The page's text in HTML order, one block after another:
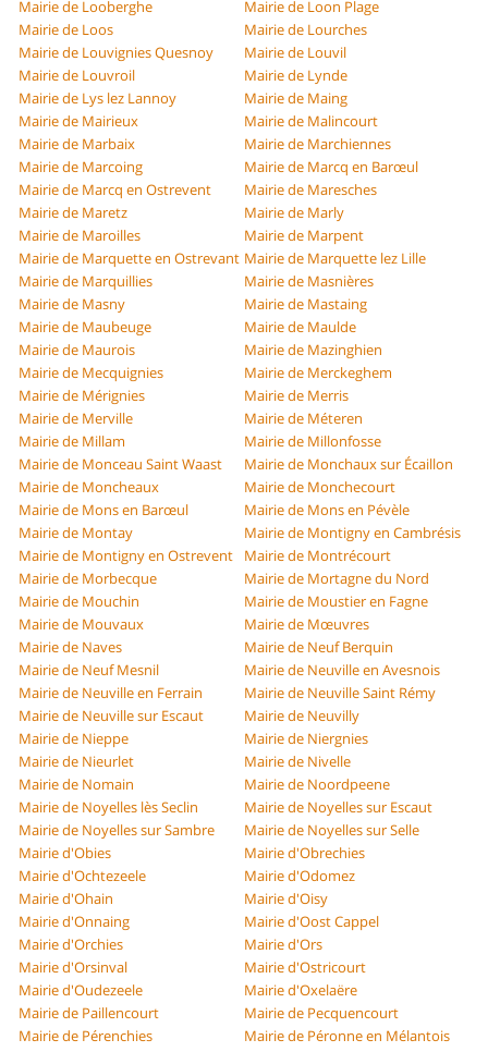
Mairie de Looberghe
Mairie de Loon Plage
Mairie de Loos
Mairie de Lourches
Mairie de Louvignies Quesnoy
Mairie de Louvil
Mairie de Louvroil
Mairie de Lynde
Mairie de Lys lez Lannoy
Mairie de Maing
Mairie de Mairieux
Mairie de Malincourt
Mairie de Marbaix
Mairie de Marchiennes
Mairie de Marcoing
Mairie de Marcq en Barœul
Mairie de Marcq en Ostrevent
Mairie de Maresches
Mairie de Maretz
Mairie de Marly
Mairie de Maroilles
Mairie de Marpent
Mairie de Marquette en Ostrevant Mairie de Marquette lez Lille
Mairie de Marquillies
Mairie de Masnières
Mairie de Masny
Mairie de Mastaing
Mairie de Maubeuge
Mairie de Maulde
Mairie de Maurois
Mairie de Mazinghien
Mairie de Mecquignies
Mairie de Merckeghem
Mairie de Mérignies
Mairie de Merris
Mairie de Merville
Mairie de Méteren
Mairie de Millam
Mairie de Millonfosse
Mairie de Monceau Saint Waast
Mairie de Monchaux sur Écaillon
Mairie de Moncheaux
Mairie de Monchecourt
Mairie de Mons en Barœul
Mairie de Mons en Pévèle
Mairie de Montay
Mairie de Montigny en Cambrésis
Mairie de Montigny en Ostrevent
Mairie de Montrécourt
Mairie de Morbecque
Mairie de Mortagne du Nord
Mairie de Mouchin
Mairie de Moustier en Fagne
Mairie de Mouvaux
Mairie de Mœuvres
Mairie de Naves
Mairie de Neuf Berquin
Mairie de Neuf Mesnil
Mairie de Neuville en Avesnois
Mairie de Neuville en Ferrain
Mairie de Neuville Saint Rémy
Mairie de Neuville sur Escaut
Mairie de Neuvilly
Mairie de Nieppe
Mairie de Niergnies
Mairie de Nieurlet
Mairie de Nivelle
Mairie de Nomain
Mairie de Noordpeene
Mairie de Noyelles lès Seclin
Mairie de Noyelles sur Escaut
Mairie de Noyelles sur Sambre
Mairie de Noyelles sur Selle
Mairie d'Obies
Mairie d'Obrechies
Mairie d'Ochtezeele
Mairie d'Odomez
Mairie d'Ohain
Mairie d'Oisy
Mairie d'Onnaing
Mairie d'Oost Cappel
Mairie d'Orchies
Mairie d'Ors
Mairie d'Orsinval
Mairie d'Ostricourt
Mairie d'Oudezeele
Mairie d'Oxelaëre
Mairie de Paillencourt
Mairie de Pecquencourt
Mairie de Pérenchies
Mairie de Péronne en Mélantois